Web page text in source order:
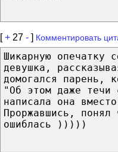
[+ 27 - ] Комментировать
Шикарную опечатку
девушка,
домогался парень,
"Об этом даже течи
написала она
Проржавшись,
ошиблась )))))